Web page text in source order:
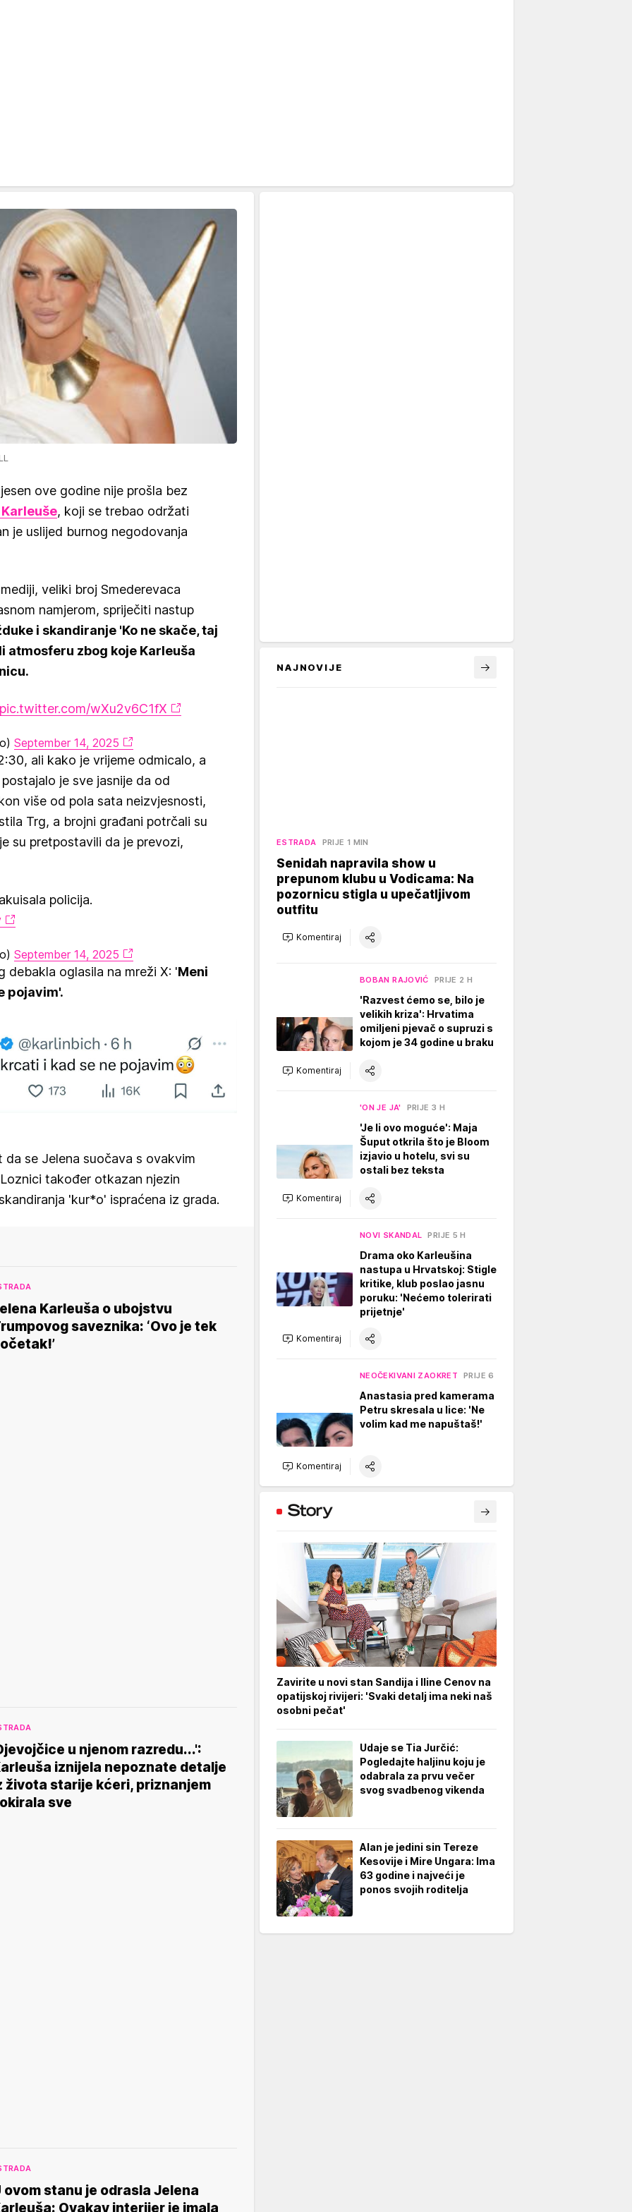
ove godine nije prošla bez
, koji se trebao održati
je uslijed burnog negodovanja
veliki broj Smederevaca
namjerom, spriječiti nastup
i skandiranje 'Ko ne skače, taj
atmosferu zbog koje Karleuša
pic.twitter.com/wXu2v6C1fX
September 14, 2025
ali kako je vrijeme odmicalo, a
postajalo je sve jasnije da od
više od pola sata neizvjesnosti,
Trg, a brojni građani potrčali su
su pretpostavili da je prevozi,
policija.
September 14, 2025
debakla oglasila na mreži X: 'Meni
pojavim'.
se Jelena suočava s ovakvim
također otkazan njezin
'kur*o' ispraćena iz grada.
Karleuša o ubojstvu
saveznika: ‘Ovo je tek
u njenom razredu...':
iznijela nepoznate detalje
života starije kćeri, priznanjem
sve
ovom stanu je odrasla Jelena
Ovakav interijer je imala
NAJNOVIJE
ESTRADA PRIJE 1 MIN
Senidah napravila show u
prepunom klubu u Vodicama: Na
pozornicu stigla u upečatljivom
outfitu
Komentiraj
BOBAN RAJOVIĆ PRIJE 2 H
'Razvest ćemo se, bilo je
velikih kriza': Hrvatima
omiljeni pjevač o supruzi s
kojom je 34 godine u braku
Komentiraj
'ON JE JA' PRIJE 3 H
'Je li ovo moguće': Maja
Šuput otkrila što je Bloom
izjavio u hotelu, svi su
ostali bez teksta
Komentiraj
NOVI SKANDAL PRIJE 5 H
Drama oko Karleušina
nastupa u Hrvatskoj: Stigle
kritike, klub poslao jasnu
poruku: 'Nećemo tolerirati
prijetnje'
Komentiraj
NEOČEKIVANI ZAOKRET PRIJE 6 H
Anastasia pred kamerama
Petru skresala u lice: 'Ne
volim kad me napuštaš!'
Komentiraj
Zavirite u novi stan Sandija i Iline Cenov na
opatijskoj rivijeri: 'Svaki detalj ima neki naš
osobni pečat'
Udaje se Tia Jurčić:
Pogledajte haljinu koju je
odabrala za prvu večer
svog svadbenog vikenda
Alan je jedini sin Tereze
Kesovije i Mire Ungara: Ima
63 godine i najveći je
ponos svojih roditelja